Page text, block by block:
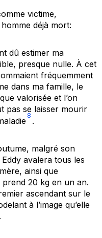
victime,
déjà mort:
dû estimer ma
presque nulle. À cet
fréquemment
dans ma famille, le
valorisée et l’on
pas se laisser mourir
8
.
malgré son
avalera tous les
ainsi que
prend 20 kg en un an.
ascendant sur le
à l’image qu’elle